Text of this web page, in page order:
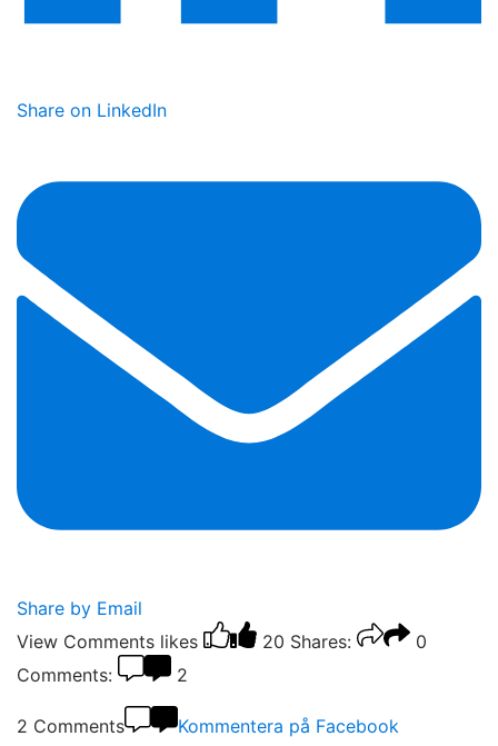
Share on LinkedIn
Share by Email
View Comments likes 20 Shares:
0
Comments:
2
2 Comments Kommentera på Facebook